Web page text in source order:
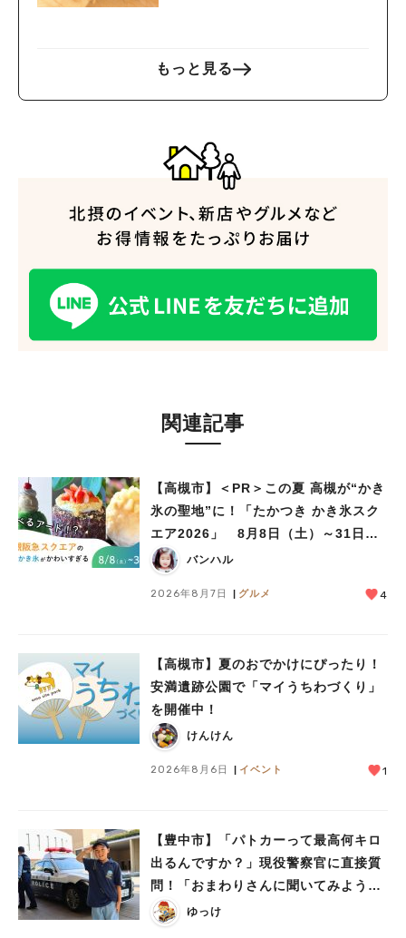
もっと見る
関連記事
【高槻市】＜PR＞この夏 高槻が“かき
氷の聖地”に！「たかつき かき氷スク
エア2026」 8月8日（土）～31日
（月）バンハル
2026年8月7日 グルメ 4
【高槻市】夏のおでかけにぴったり！
安満遺跡公園で「マイうちわづくり」
を開催中！
けんけん
2026年8月6日 イベント 1
【豊中市】「パトカーって最高何キロ
出るんですか？」現役警察官に直接質
問！「おまわりさんに聞いてみよう」
に参加しました
ゆっけ